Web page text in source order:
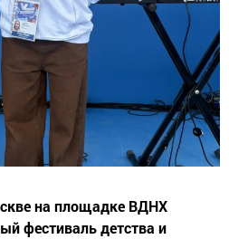
на площадке ВДНХ
фестиваль детства и